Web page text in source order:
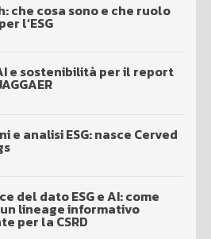
che cosa sono e che ruolo
l’ESG
e sostenibilità per il report
e analisi ESG: nasce Cerved
del dato ESG e AI: come
lineage informativo
per la CSRD